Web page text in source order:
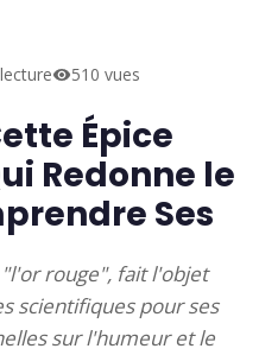
510 vues
Épice
Redonne le
Ses
rouge", fait l'objet
scientifiques pour ses
sur l'humeur et le